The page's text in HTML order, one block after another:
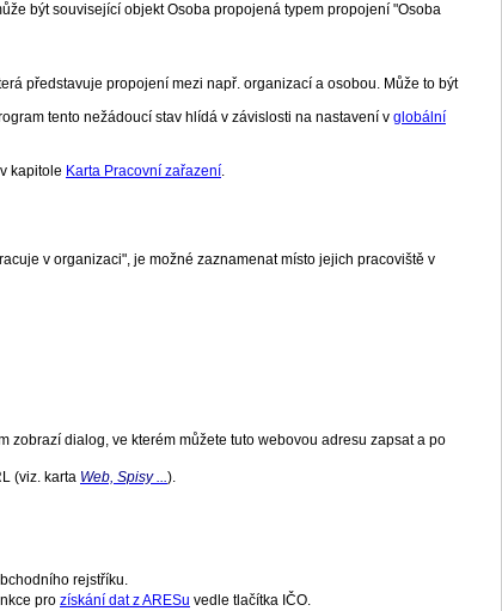
být související objekt Osoba propojená typem propojení "Osoba
představuje propojení mezi např. organizací a osobou. Může to být
tento nežádoucí stav hlídá v závislosti na nastavení v globální
kapitole Karta Pracovní zařazení.
v organizaci", je možné zaznamenat místo jejich pracoviště v
dialog, ve kterém můžete tuto webovou adresu zapsat a po
(viz. karta Web, Spisy ...).
rejstříku.
pro získání dat z ARESu vedle tlačítka IČO.